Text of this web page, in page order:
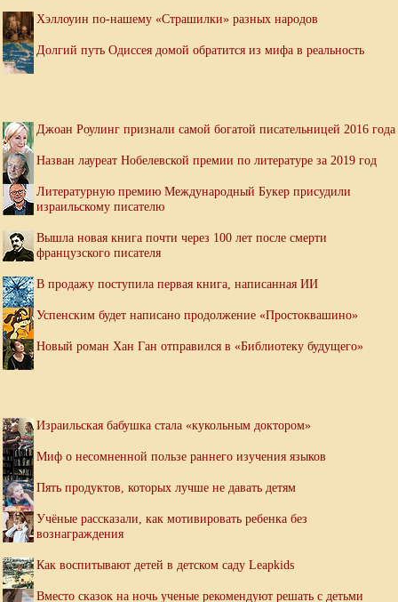
Хэллоуин по-нашему «Страшилки» разных народов
Долгий путь Одиссея домой обратится из мифа в реальность
Джоан Роулинг признали самой богатой писательницей 2016 года
Назван лауреат Нобелевской премии по литературе за 2019 год
Литературную премию Международный Букер присудили
израильскому писателю
Вышла новая книга почти через 100 лет после смерти
французского писателя
В продажу поступила первая книга, написанная ИИ
Успенским будет написано продолжение «Простоквашино»
Новый роман Хан Ган отправился в «Библиотеку будущего»
Израильская бабушка стала «кукольным доктором»
Миф о несомненной пользе раннего изучения языков
Пять продуктов, которых лучше не давать детям
Учёные рассказали, как мотивировать ребенка без
вознаграждения
Как воспитывают детей в детском саду Leapkids
Вместо сказок на ночь ученые рекомендуют решать с детьми